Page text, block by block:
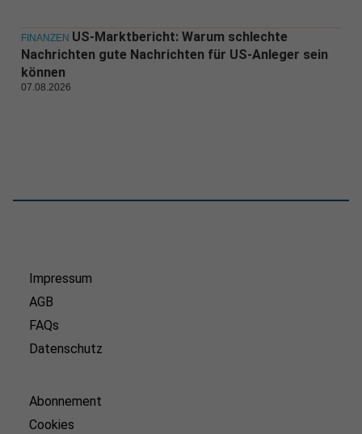
FINANZEN US-Marktbericht: Warum schlechte
Nachrichten gute Nachrichten für US-Anleger sein
können
07.08.2026
Impressum
AGB
FAQs
Datenschutz
Abonnement
Cookies